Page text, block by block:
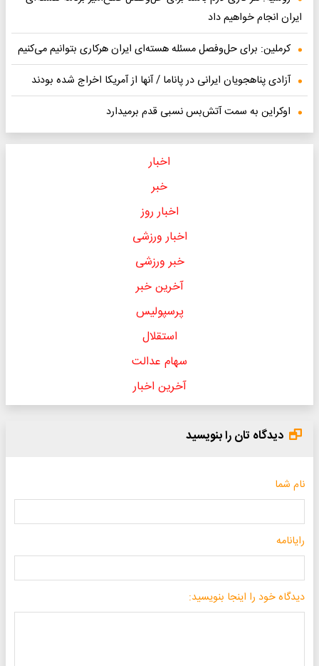
ایران انجام خواهیم داد
کرملین: برای حل‌وفصل مسئله هسته‌ای ایران هرکاری بتوانیم می‌کنیم
آزادی پناهجویان ایرانی در پاناما / آنها از آمریکا اخراج شده بودند
اوکراین به سمت آتش‌بس نسبی قدم برمیدارد
اخبار
خبر
اخبار روز
اخبار ورزشی
خبر ورزشی
آخرین خبر
پرسپولیس
استقلال
سهام عدالت
آخرین اخبار
دیدگاه تان را بنویسید
نام شما
رایانامه
دیدگاه خود را اینجا بنویسید: